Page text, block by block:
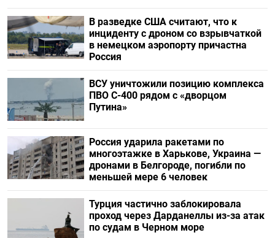
В разведке США считают, что к
инциденту с дроном со взрывчаткой
в немецком аэропорту причастна
Россия
ВСУ уничтожили позицию комплекса
ПВО С-400 рядом с «дворцом
Путина»
Россия ударила ракетами по
многоэтажке в Харькове, Украина —
дронами в Белгороде, погибли по
меньшей мере 6 человек
Турция частично заблокировала
проход через Дарданеллы из-за атак
по судам в Черном море